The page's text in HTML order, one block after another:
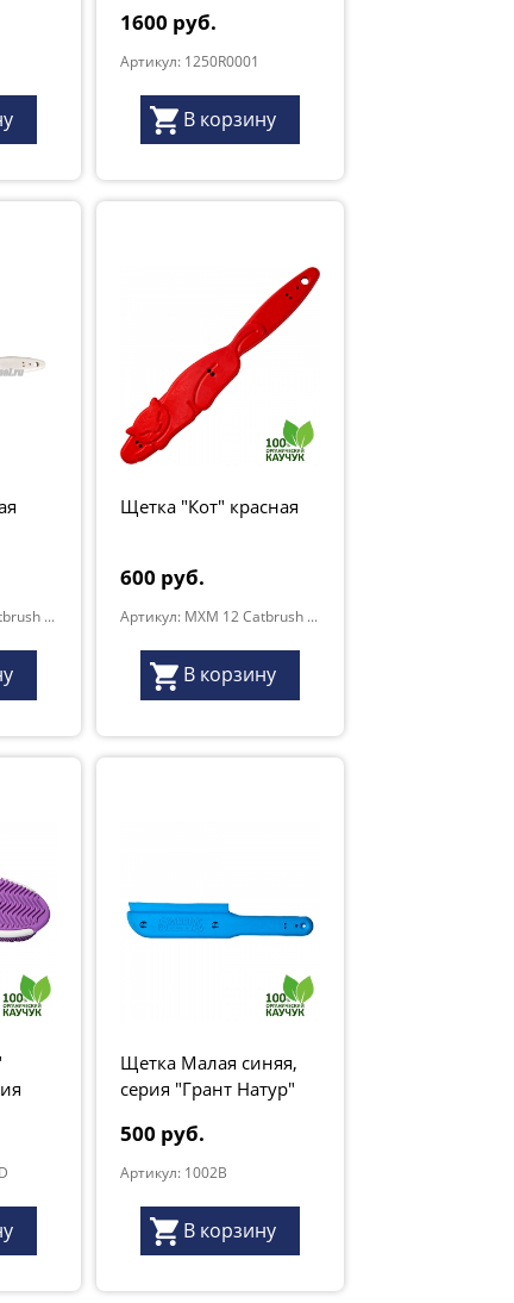
1600 руб.
Артикул: 1250R0001
В корзину
Артикул: MXM 12 Catbrush white
Щетка "Кот" красная
600 руб.
Артикул: MXM 12 Catbrush red
В корзину
Щетка Малая синяя,
серия "Грант Натур"
500 руб.
Артикул: 1002B
В корзину